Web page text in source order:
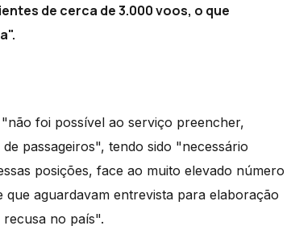
de cerca de 3.000 voos, o que
foi possível ao serviço preencher,
passageiros", tendo sido "necessário
posições, face ao muito elevado número
aguardavam entrevista para elaboração
no país".